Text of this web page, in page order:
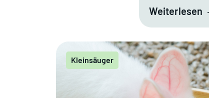
Weiterlesen
Kleinsäuger